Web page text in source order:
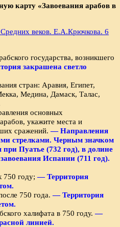
карту «Завоевания арабов в
государства, возникшего
закрашена светло
стран: Аравия, Египет,
Медина, Дамаск, Талас,
основных
укажите места и
сражений.— Направления
стрелками. Черным значком
Пуатье (732 год), в долине
Испании (711 год).
750 году;— Территория
750 года.— Территория
халифата в 750 году.—
линией.